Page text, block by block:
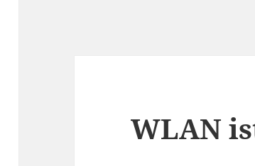
WLAN